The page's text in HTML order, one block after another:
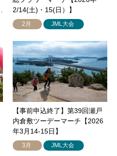
2/14(土)・15(日）】
2月 JML大会
【事前申込終了】第39回瀬戸
内倉敷ツーデーマーチ【2026
年3月14-15日】
3月 JML大会